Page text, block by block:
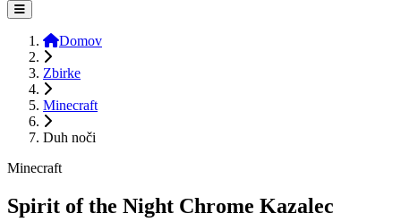
Domov
Zbirke
Minecraft
Duh noči
Minecraft
Spirit of the Night Chrome Kazalec